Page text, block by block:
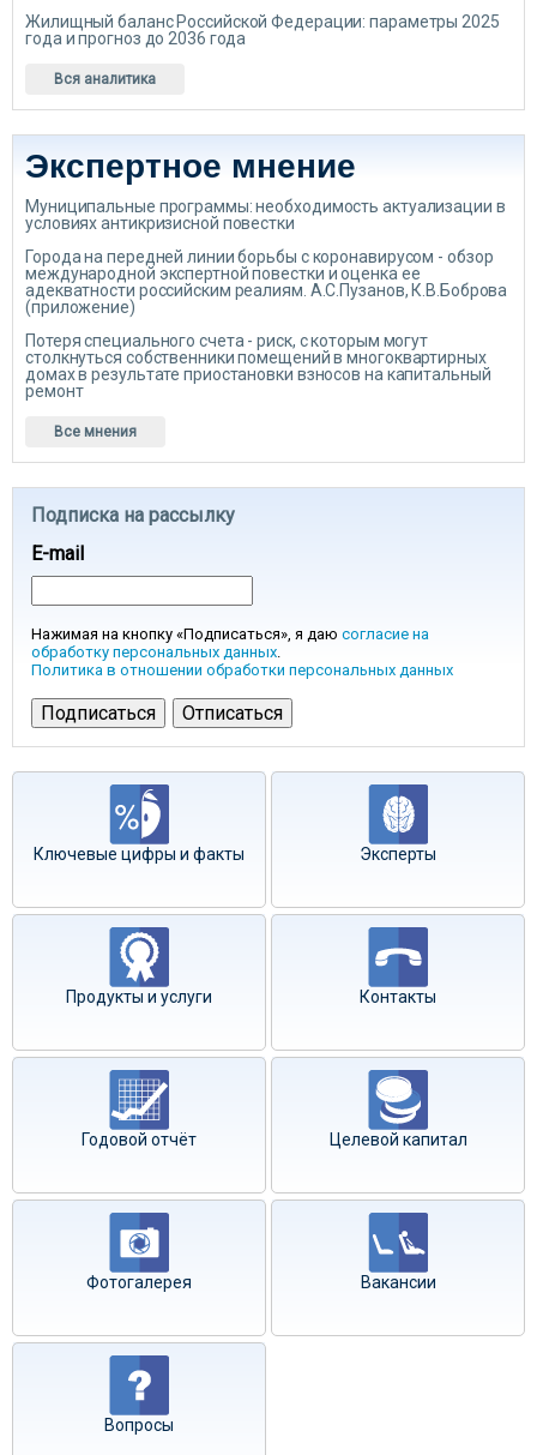
Жилищный баланс Российской Федерации: параметры 2025
года и прогноз до 2036 года
Вся аналитика
Экспертное мнение
Муниципальные программы: необходимость актуализации в
условиях антикризисной повестки
Города на передней линии борьбы с коронавирусом - обзор
международной экспертной повестки и оценка ее
адекватности российским реалиям. А.С.Пузанов, К.В.Боброва
(приложение)
Потеря специального счета - риск, с которым могут
столкнуться собственники помещений в многоквартирных
домах в результате приостановки взносов на капитальный
ремонт
Все мнения
Подписка на рассылку
E-mail
Нажимая на кнопку «Подписаться», я даю согласие на
обработку персональных данных.
Политика в отношении обработки персональных данных
Ключевые цифры и факты Эксперты
Продукты и услуги Контакты
Годовой отчёт Целевой капитал
Фотогалерея Вакансии
Вопросы